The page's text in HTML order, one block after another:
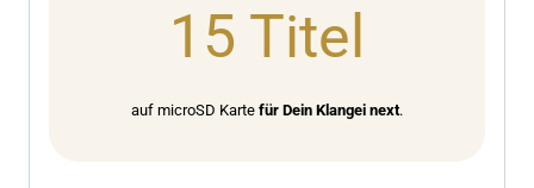
15 Titel
auf microSD Karte für Dein Klangei next.